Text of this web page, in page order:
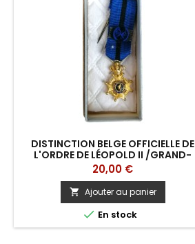
DISTINCTION BELGE OFFICIELLE DE
L'ORDRE DE LÉOPOLD II /GRAND-
OFFICIER
Prix
20,00 €
 Ajouter au panier
 En stock